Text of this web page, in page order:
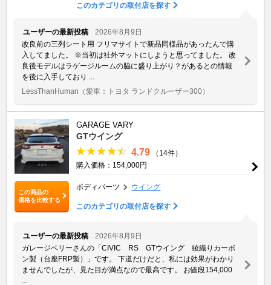
このカテゴリの取付店を探す
ユーザーの最新投稿
2026年8月9日
改良前の三列シート用 フリマサイトで新品同様品があったんで購
入してました。 ※当初は社外マットにしようと思ってました。 改
良後モデルはラゲージルームの脇に盛り上がり？があるとの情報
を後に入手しており ...
LessThanHuman （愛車：トヨタ ランドクルーザー300）
この商品の
価格を比較する
GARAGE VARY
GTウイング
4.79
（14件）
購入価格：154,000円
ボディパーツ ウイング
このカテゴリの取付店を探す
ユーザーの最新投稿
2026年8月9日
ガレージベリーさんの「CIVIC RS GTウイング 綾織りカーボ
ン製（台座FRP製）」です。 下道だけだと、私には効果がわかり
ませんでしたが、見た目が満点なので最高です。 お値段154,000